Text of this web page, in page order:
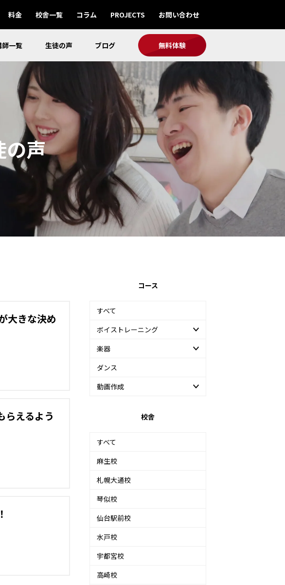
料金 校舎一覧 コラム PROJECTS お問い合わせ
師一覧 生徒の声 ブログ 無料体験
の声
大きな決め
らえるよう
コース
すべて
ボイストレーニング
楽器
ダンス
動画作成
校舎
すべて
麻生校
札幌大通校
琴似校
仙台駅前校
水戸校
宇都宮校
高崎校